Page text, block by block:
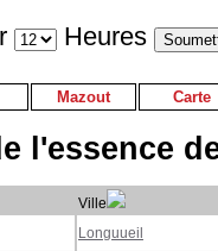
Heures
Mazout Carte
l'essence
Ville
Longuueil